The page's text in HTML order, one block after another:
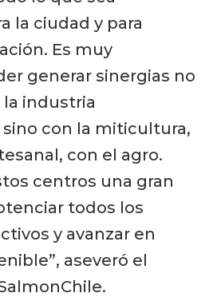
la ciudad y para
Es muy
generar sinergias no
industria
con la miticultura,
con el agro.
centros una gran
todos los
y avanzar en
aseveró el